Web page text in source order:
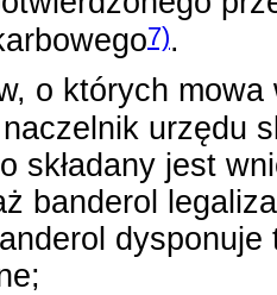
7).
o których
naczelnik urzędu
składany jest
banderol